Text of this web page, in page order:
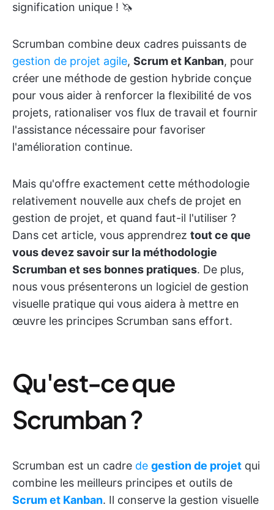
signification unique ! 🦄
Scrumban combine deux cadres puissants de
gestion de projet agile, Scrum et Kanban, pour
créer une méthode de gestion hybride conçue
pour vous aider à renforcer la flexibilité de vos
projets, rationaliser vos flux de travail et fournir
l'assistance nécessaire pour favoriser
l'amélioration continue.
Mais qu'offre exactement cette méthodologie
relativement nouvelle aux chefs de projet en
gestion de projet, et quand faut-il l'utiliser ?
Dans cet article, vous apprendrez tout ce que
vous devez savoir sur la méthodologie
Scrumban et ses bonnes pratiques. De plus,
nous vous présenterons un logiciel de gestion
visuelle pratique qui vous aidera à mettre en
œuvre les principes Scrumban sans effort.
Qu'est-ce que
Scrumban ?
Scrumban est un cadre de gestion de projet qui
combine les meilleurs principes et outils de
Scrum et Kanban. Il conserve la gestion visuelle